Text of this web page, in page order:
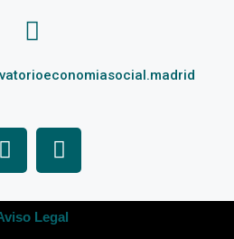
Legal